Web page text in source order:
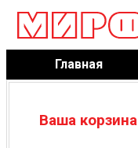
Главная
Ваша корзина